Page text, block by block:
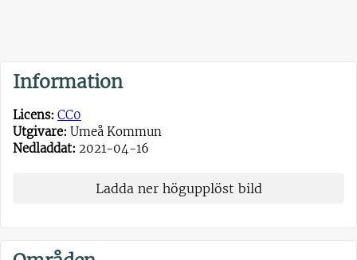
Information
Licens: CC0
Utgivare: Umeå Kommun
Nedladdat: 2021-04-16
Ladda ner högupplöst bild